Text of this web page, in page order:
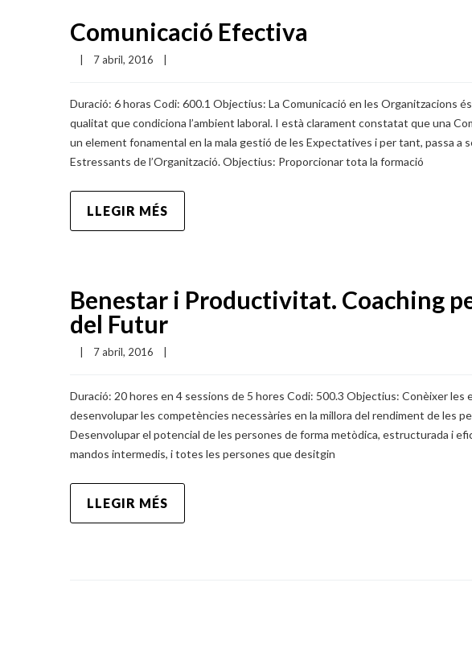
Comunicació Efectiva
7 abril, 2016
Duració: 6 horas Codi: 600.1 Objectius: La Comunicació en les Organitzacions
qualitat que condiciona l’ambient laboral. I està clarament constatat que una
un element fonamental en la mala gestió de les Expectatives i per tant, passa a
Estressants de l’Organització. Objectius: Proporcionar tota la formació
LLEGIR MÉS
Benestar i Productivitat. Coaching
del Futur
7 abril, 2016
Duració: 20 hores en 4 sessions de 5 hores Codi: 500.3 Objectius: Conèixer les
desenvolupar les competències necessàries en la millora del rendiment de les
Desenvolupar el potencial de les persones de forma metòdica, estructurada i
mandos intermedis, i totes les persones que desitgin
LLEGIR MÉS